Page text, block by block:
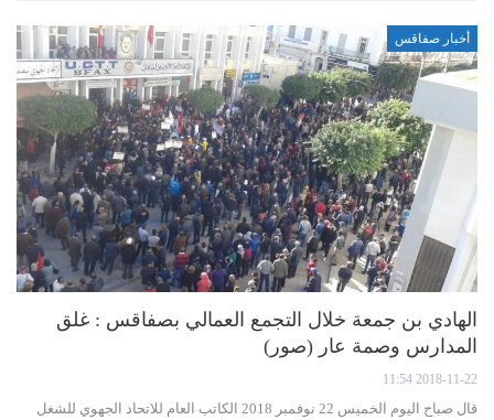
أخبار صفاقس
الهادي بن جمعة خلال التجمع العمالي بصفاقس : غلق
المدارس وصمة عار (صور)
2018-11-22 11:54
قال صباح اليوم الخميس 22 نوفمبر 2018 الكاتب العام للاتحاد الجهوي للشغل